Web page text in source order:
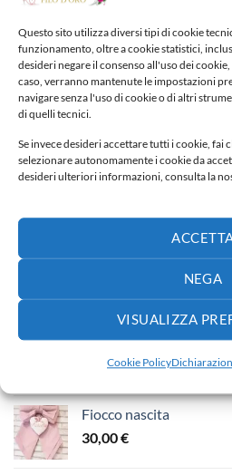
Questo sito utilizza diversi tipi di cookie
funzionamento, oltre a cookie statistici,
desideri negare il consenso all'uso dei
caso, verranno mantenute le impostazioni
navigare senza l'uso di cookie o di altri
di quelli tecnici.
Se invece desideri accettare tutti i cookie, fai
selezionare autonomamente i cookie da
desideri ulteriori informazioni, consulta la
NEGA
VISUALIZZA
Cookie Policy
Fiocco nascita
40,00€
30,00€
65,00€
Porta confetti
3,50€
Fiocco nascita
30,00€